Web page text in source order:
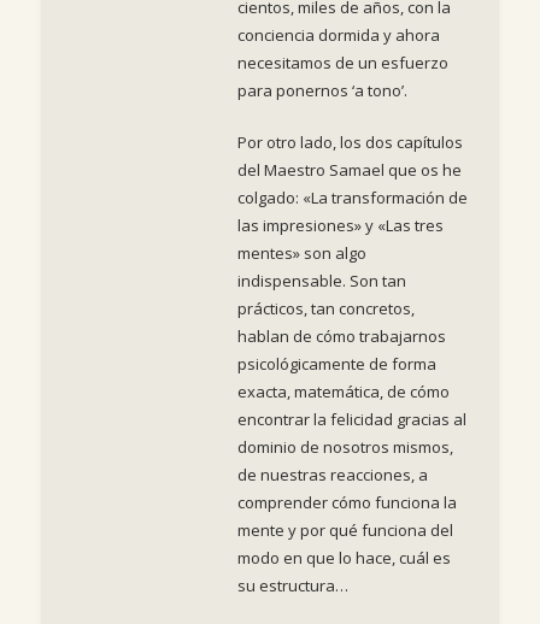
cientos, miles de años, con la
conciencia dormida y ahora
necesitamos de un esfuerzo
para ponernos ‘a tono’.
Por otro lado, los dos capítulos
del Maestro Samael que os he
colgado: «La transformación de
las impresiones» y «Las tres
mentes» son algo
indispensable. Son tan
prácticos, tan concretos,
hablan de cómo trabajarnos
psicológicamente de forma
exacta, matemática, de cómo
encontrar la felicidad gracias al
dominio de nosotros mismos,
de nuestras reacciones, a
comprender cómo funciona la
mente y por qué funciona del
modo en que lo hace, cuál es
su estructura…